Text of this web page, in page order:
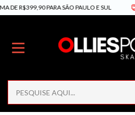
PARA SÃO PAULO E SUL